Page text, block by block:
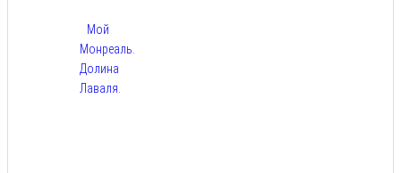
Мой
Монреаль.
Долина
Лаваля.